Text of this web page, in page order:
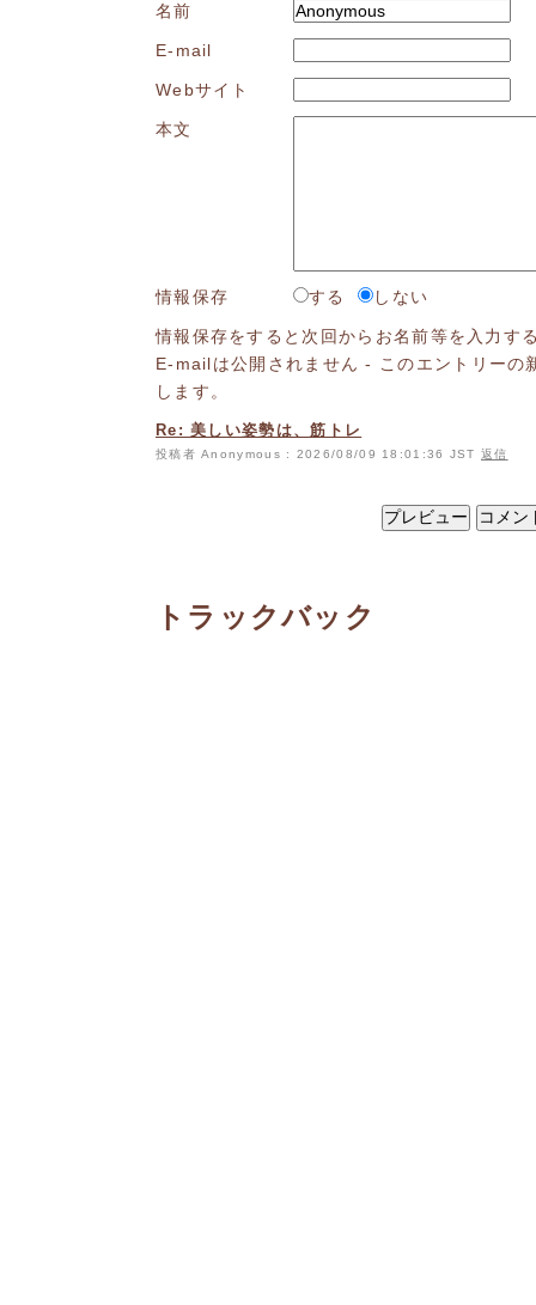
名前
E-mail
Webサイト
本文
情報保存 する しない
情報保存をすると次回からお名前等を入力す
E-mailは公開されません - このエントリーの
します。
Re: 美しい姿勢は、筋トレ
投稿者 Anonymous : 2026/08/09 18:01:36 JST返信
トラックバック